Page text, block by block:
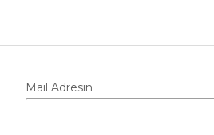
Mail Adresin